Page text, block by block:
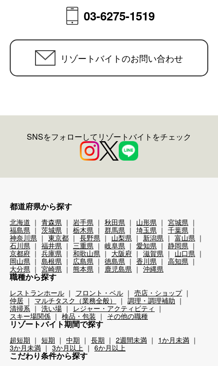
03-6275-1519
リゾートバイトのお問い合わせ
SNSをフォローしてリゾートバイトをチェック
都道府県から探す
北海道 青森県 岩手県 秋田県 山形県
宮城県
福島県
茨城県 栃木県 群馬県 埼玉県
千葉県
神奈川県
東京都 長野県 山梨県 新潟県
富山県
石川県
福井県 三重県 岐阜県 愛知県
静岡県
京都府
兵庫県 和歌山県 大阪府 滋賀県
山口県
岡山県
島根県 広島県 徳島県 香川県
高知県
大分県
宮崎県 熊本県 鹿児島県 沖縄県
職種から探す
レストランホール フロント・ベル
売店・ショップ
仲居
マルチタスク（業務全般）
調理・調理補助
清掃系
洗い場
レジャー・アクティビティ
スキー場関係
検品・包装 その他の職種
リゾートバイト期間で探す
超短期 短期 中期 長期 2週間未満
1か月未満
3か月未満
3か月以上 6か月以上
こだわり条件から探す